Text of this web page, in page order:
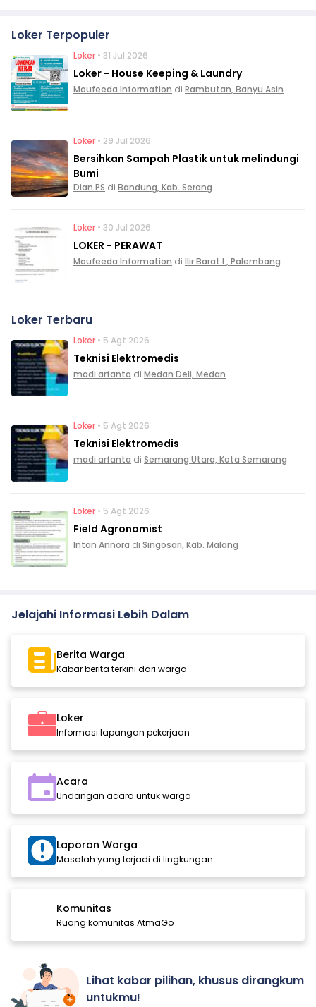
Loker Terpopuler
Loker • 31 Jul 2026
Loker - House Keeping & Laundry
Moufeeda Information di Rambutan, Banyu Asin
Loker • 29 Jul 2026
Bersihkan Sampah Plastik untuk melindungi
Bumi
Dian PS di Bandung, Kab. Serang
Loker • 30 Jul 2026
LOKER - PERAWAT
Moufeeda Information di Ilir Barat I , Palembang
Loker Terbaru
Loker • 5 Agt 2026
Teknisi Elektromedis
madi arfanta di Medan Deli, Medan
Loker • 5 Agt 2026
Teknisi Elektromedis
madi arfanta di Semarang Utara, Kota Semarang
Loker • 5 Agt 2026
Field Agronomist
Intan Annora di Singosari, Kab. Malang
Jelajahi Informasi Lebih Dalam
Berita Warga
Kabar berita terkini dari warga
Loker
Informasi lapangan pekerjaan
Acara
Undangan acara untuk warga
Laporan Warga
Masalah yang terjadi di lingkungan
Komunitas
Ruang komunitas AtmaGo
Lihat kabar pilihan, khusus dirangkum
untukmu!